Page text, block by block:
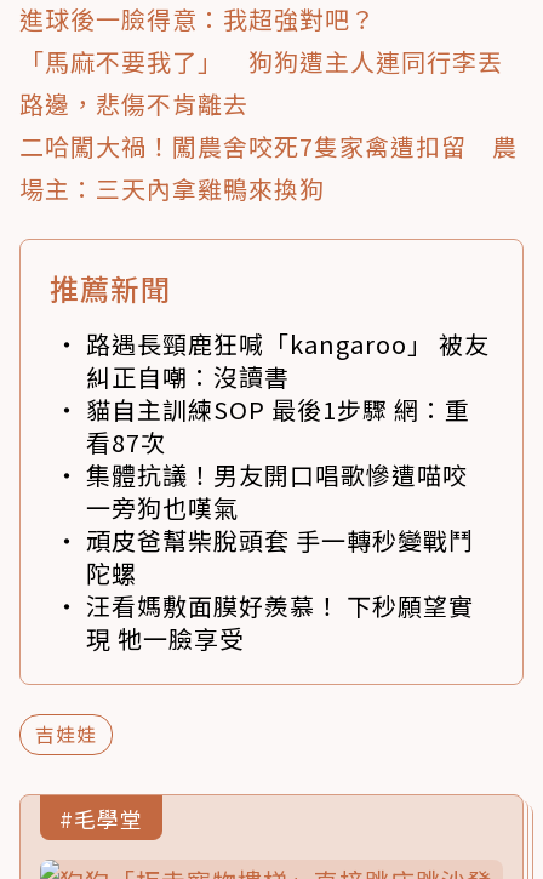
進球後一臉得意：我超強對吧？
「馬麻不要我了」 狗狗遭主人連同行李丟
路邊，悲傷不肯離去
二哈闖大禍！闖農舍咬死7隻家禽遭扣留 農
場主：三天內拿雞鴨來換狗
推薦新聞
路遇長頸鹿狂喊「kangaroo」 被友
糾正自嘲：沒讀書
貓自主訓練SOP 最後1步驟 網：重
看87次
集體抗議！男友開口唱歌慘遭喵咬
一旁狗也嘆氣
頑皮爸幫柴脫頭套 手一轉秒變戰鬥
陀螺
汪看媽敷面膜好羨慕！ 下秒願望實
現 牠一臉享受
吉娃娃
#毛學堂